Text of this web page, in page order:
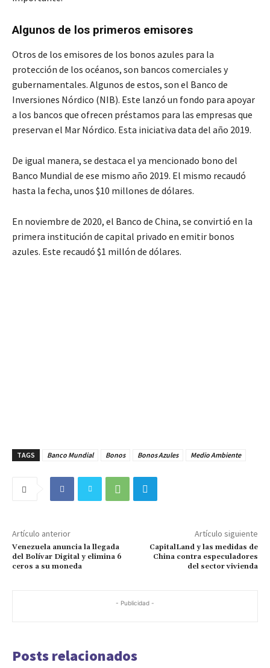
Algunos de los primeros emisores
Otros de los emisores de los bonos azules para la
protección de los océanos, son bancos comerciales y
gubernamentales. Algunos de estos, son el Banco de
Inversiones Nórdico (NIB). Este lanzó un fondo para apoyar
a los bancos que ofrecen préstamos para las empresas que
preservan el Mar Nórdico. Esta iniciativa data del año 2019.
De igual manera, se destaca el ya mencionado bono del
Banco Mundial de ese mismo año 2019. El mismo recaudó
hasta la fecha, unos $10 millones de dólares.
En noviembre de 2020, el Banco de China, se convirtió en la
primera institución de capital privado en emitir bonos
azules. Este recaudó $1 millón de dólares.
TAGS Banco Mundial Bonos Bonos Azules Medio Ambiente
Artículo anterior
Venezuela anuncia la llegada
del Bolívar Digital y elimina 6
ceros a su moneda
Artículo siguiente
CapitalLand y las medidas de
China contra especuladores
del sector vivienda
- Publicidad -
Posts relacionados